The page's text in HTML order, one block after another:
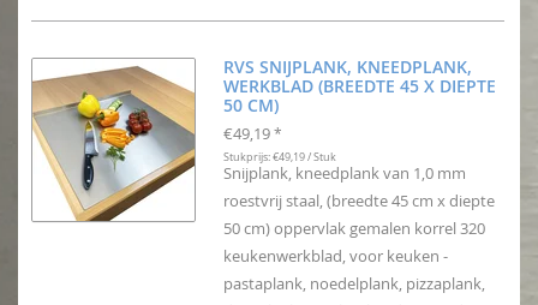
RVS SNIJPLANK, KNEEDPLANK,
WERKBLAD (BREEDTE 45 X DIEPTE
50 CM)
€49,19 *
Stukprijs: €49,19 / Stuk
Snijplank, kneedplank van 1,0 mm
roestvrij staal, (breedte 45 cm x diepte
50 cm) oppervlak gemalen korrel 320
keukenwerkblad, voor keuken -
pastaplank, noedelplank, pizzaplank,